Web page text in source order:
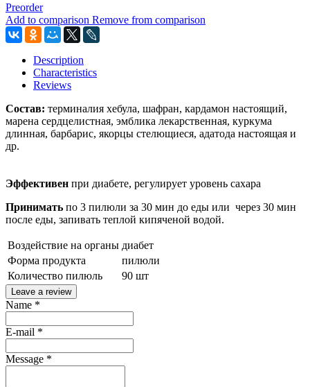
Preorder
Add to comparison Remove from comparison
Description
Characteristics
Reviews
Состав: терминалия хебула, шафран, кардамон настоящий,
марена сердцелистная, эмблика лекарственная, куркума
длинная, барбарис, якорцы стелющиеся, адатода настоящая и
др.
Эффективен при диабете, регулирует уровень сахара
Принимать по 3 пилюли за 30 мин до еды или через 30 мин
после еды, запивать теплой кипяченой водой.
Воздействие на органы диабет
Форма продукта
пилюли
Количество пилюль
90 шт
Leave a review
Name *
E-mail *
Message *